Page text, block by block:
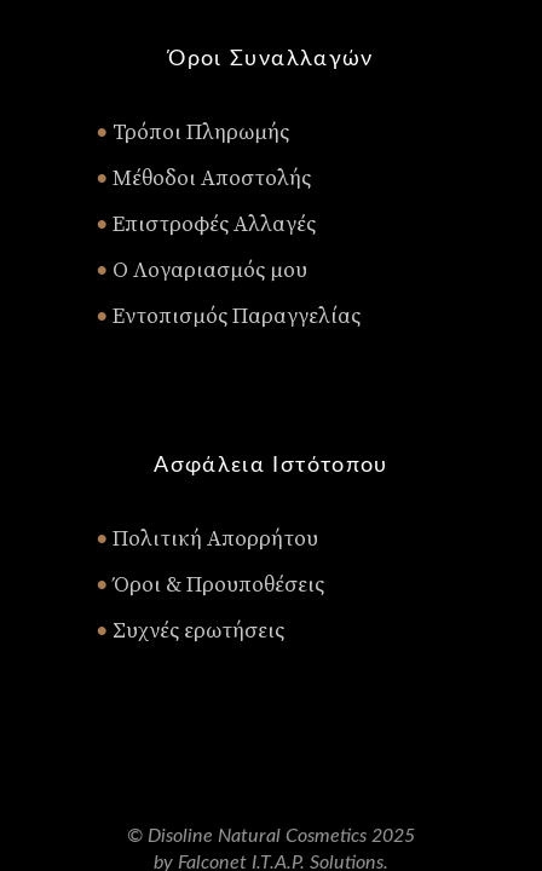
Όροι Συναλλαγών
• Τρόποι Πληρωμής
• Μέθοδοι Αποστολής
• Επιστροφές Αλλαγές
• Ο Λογαριασμός μου
• Εντοπισμός Παραγγελίας
Ασφάλεια Ιστότοπου
• Πολιτική Απορρήτου
• Όροι & Προυποθέσεις
• Συχνές ερωτήσεις
© Disoline Natural Cosmetics 2025
by Falconet I.T.A.P. Solutions.